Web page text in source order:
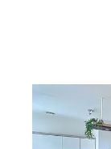
GUINGAMP
2 , 5
Ref : 2687